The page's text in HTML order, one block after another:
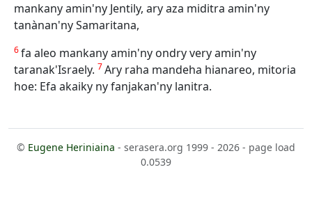
mankany amin'ny Jentily, ary aza miditra amin'ny
tanànan'ny Samaritana,
6fa aleo mankany amin'ny ondry very amin'ny
taranak'Israely. 7Ary raha mandeha hianareo, mitoria
hoe: Efa akaiky ny fanjakan'ny lanitra.
© Eugene Heriniaina - serasera.org 1999 - 2026 - page load
0.0539